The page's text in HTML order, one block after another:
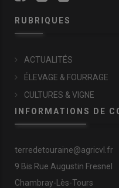
RUBRIQUES
ACTUALITÉS
ÉLEVAGE & FOURRAGE
CULTURES & VIGNE
INFORMATIONS DE
terredetouraine@agricvl.fr
9 Bis Rue Augustin Fresnel
Chambray-Lès-Tours